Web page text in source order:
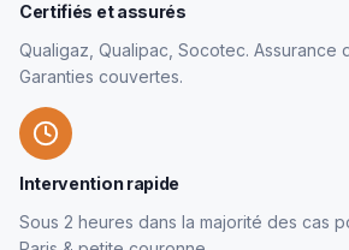
Certifiés et assurés
Qualigaz, Qualipac, Socotec. Assurance
Garanties couvertes.
Intervention rapide
Sous 2 heures dans la majorité des cas